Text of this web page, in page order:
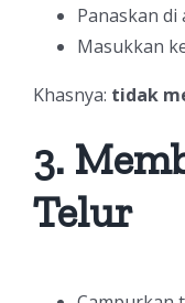
Panaskan di
Masukkan
Khasnya: tidak
3.
Telur